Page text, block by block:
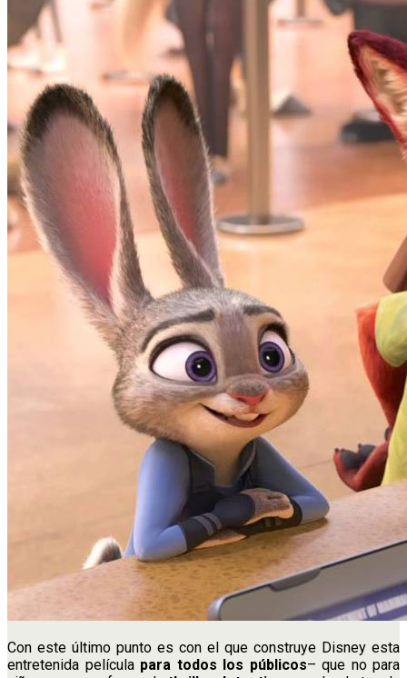
Con este último punto es con el que construye Disney esta
entretenida película para todos los públicos– que no para